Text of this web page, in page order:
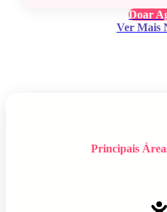
Doar
Ver Mais
Principais